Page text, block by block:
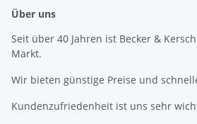
Über uns
Seit über 40 Jahren ist Becker &
Markt.
Wir bieten günstige Preise und
Kundenzufriedenheit ist uns sehr